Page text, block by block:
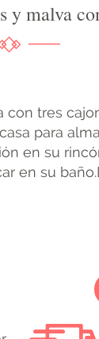
malva
tres
para
en su
en su